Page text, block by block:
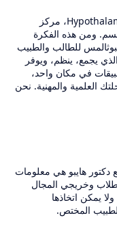
Doctor Hypo هو اختصار مستعار من الـ Hypothalamus، مركز
ومن هذه الفكرة
للطالب والطبيب
يجمع، ينظم، ويوفر
في مكان واحد،
العلمية والمهنية. نحن
دكتور هايبو هي معلومات
وخريجي المجال
يمكن اتخاذها
المختص.